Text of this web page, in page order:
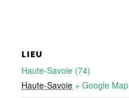
LIEU
Haute-Savoie (74)
Haute-Savoie + Google Map